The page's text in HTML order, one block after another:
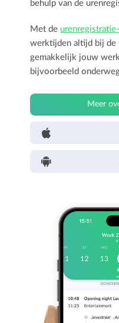
behulp van de
Met de
werktijden altijd bij de
gemakkelijk jouw
bijvoorbeeld
Meer